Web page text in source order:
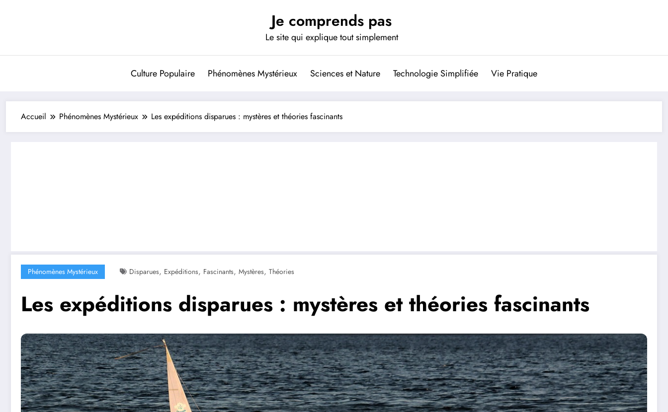
Je comprends pas
Le site qui explique tout simplement
Culture Populaire Phénomènes Mystérieux Sciences et Nature Technologie Simplifiée Vie Pratique
Accueil Phénomènes Mystérieux Les expéditions disparues : mystères et théories fascinants
Phénomènes Mystérieux Disparues, Expéditions, Fascinants, Mystères, Théories
Les expéditions disparues : mystères et théories fascinants